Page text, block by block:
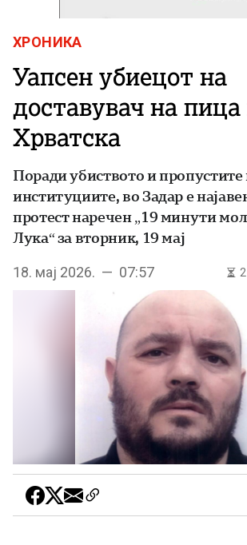
ХРОНИКА
Уапсен убиецот на
доставувач на пица
Хрватска
Поради убиството и пропустите
институциите, во Задар е
протест наречен „19 минути
Лука“ за вторник, 19 мај
18. мај 2026. — 07:57